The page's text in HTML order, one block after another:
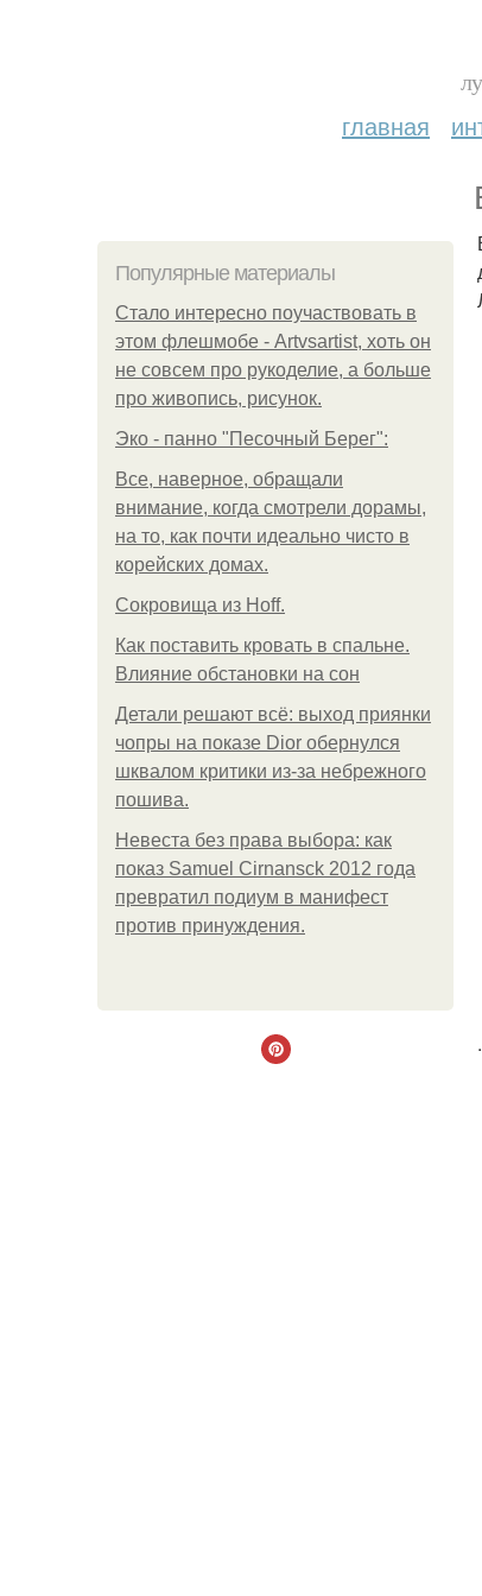
главная
Популярные материалы
Стало интересно поучаствовать в
этом флешмобе - Artvsartist, хоть он
не совсем про рукоделие, а больше
про живопись, рисунок.
Эко - панно "Песочный Берег":
Все, наверное, обращали
внимание, когда смотрели дорамы,
на то, как почти идеально чисто в
корейских домах.
Сокровища из Hoff.
Как поставить кровать в спальне.
Влияние обстановки на сон
Детали решают всё: выход приянки
чопры на показе Dior обернулся
шквалом критики из-за небрежного
пошива.
Невеста без права выбора: как
показ Samuel Cirnansck 2012 года
превратил подиум в манифест
против принуждения.
.